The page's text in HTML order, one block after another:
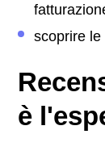
scoprire le
è